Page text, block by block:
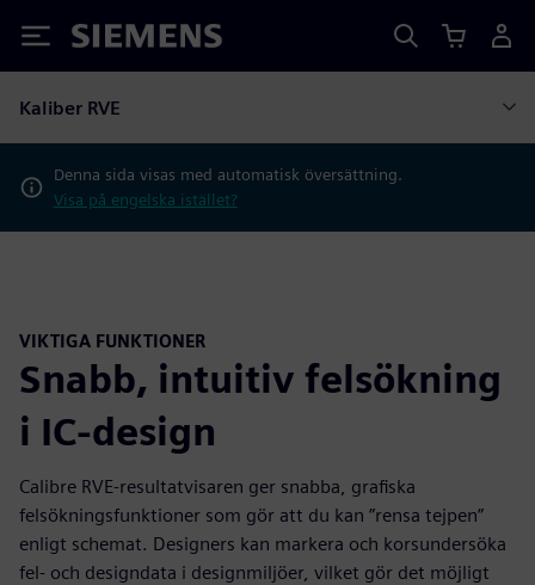
Siemens
Kaliber RVE
Denna sida visas med automatisk översättning.
Visa på engelska istället?
VIKTIGA FUNKTIONER
Snabb, intuitiv felsökning
i IC-design
Calibre RVE-resultatvisaren ger snabba, grafiska
felsökningsfunktioner som gör att du kan ”rensa tejpen”
enligt schemat. Designers kan markera och korsundersöka
fel- och designdata i designmiljöer, vilket gör det möjligt